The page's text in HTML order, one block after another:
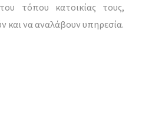
τόπου κατοικίας τους,
και να αναλάβουν υπηρεσία.